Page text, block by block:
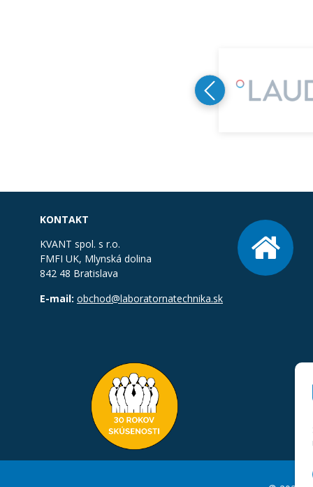
KONTAKT
KVANT spol. s r.o.
FMFI UK, Mlynská dolina
842 48 Bratislava
E-mail: obchod@laboratornatechnika.sk